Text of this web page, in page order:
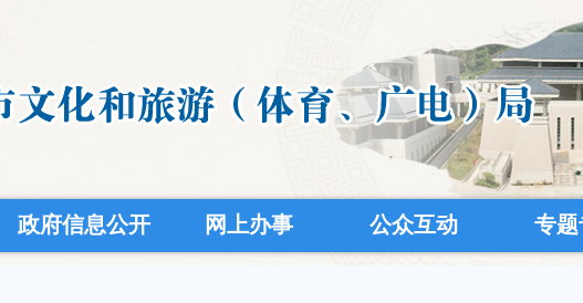
政府信息公开 网上办事 公众互动 专